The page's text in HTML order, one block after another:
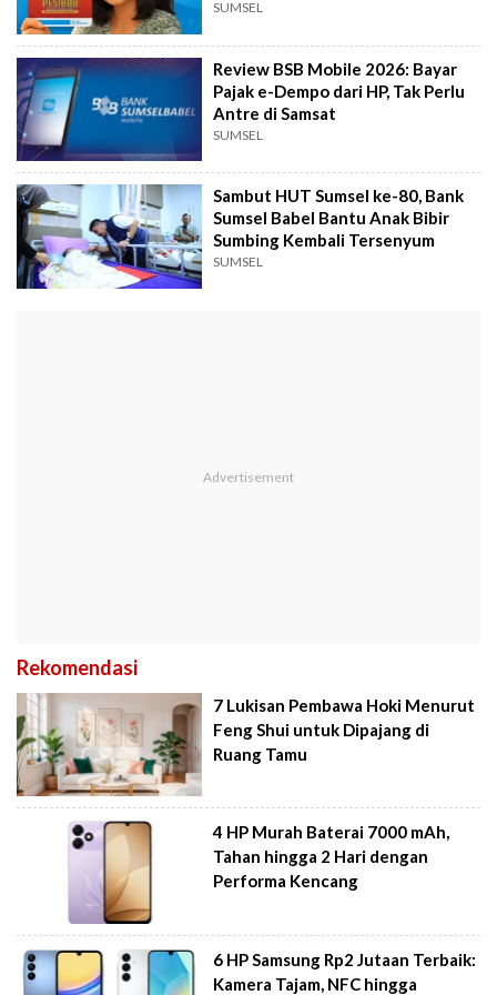
SUMSEL
Review BSB Mobile 2026: Bayar
Pajak e-Dempo dari HP, Tak Perlu
Antre di Samsat
SUMSEL
Sambut HUT Sumsel ke-80, Bank
Sumsel Babel Bantu Anak Bibir
Sumbing Kembali Tersenyum
SUMSEL
Rekomendasi
7 Lukisan Pembawa Hoki Menurut
Feng Shui untuk Dipajang di
Ruang Tamu
4 HP Murah Baterai 7000 mAh,
Tahan hingga 2 Hari dengan
Performa Kencang
6 HP Samsung Rp2 Jutaan Terbaik:
Kamera Tajam, NFC hingga